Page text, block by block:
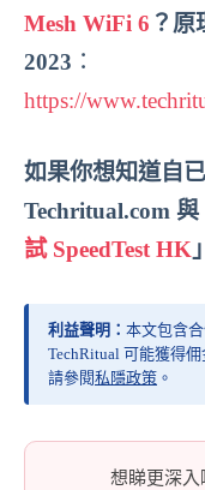
Mesh WiFi 6 ？原
2023 ：
https://
如果你想知道自
Techritual.com 與
試 SpeedTest HK
利益聲明： 本文包含
TechRitual 可能獲得
請參閱私隱政策 。
想睇更深入